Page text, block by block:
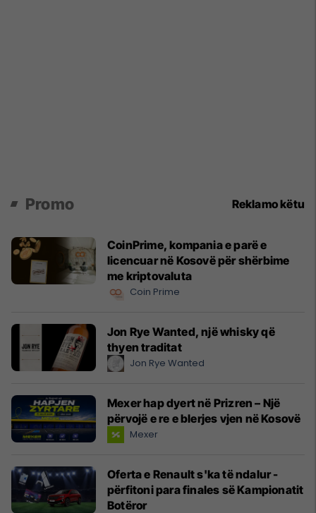
Promo Reklamo këtu
CoinPrime, kompania e parë e
licencuar në Kosovë për shërbime
me kriptovaluta
Coin Prime
Jon Rye Wanted, një whisky që
thyen traditat
Jon Rye Wanted
Mexer hap dyert në Prizren – Një
përvojë e re e blerjes vjen në Kosovë
Mexer
Oferta e Renault s'ka të ndalur -
përfitoni para finales së Kampionatit
Botëror